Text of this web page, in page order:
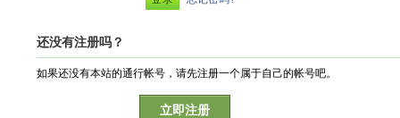
还没有注册吗？
如果还没有本站的通行帐号，请先注册一个属于自己的帐号吧。
立即注册